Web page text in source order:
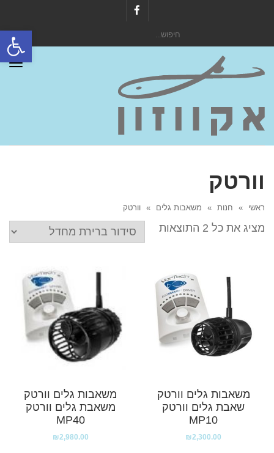
פתח
וורטק
ראשי » חנות » משאבות גלים » וורטק
מציג את כל 2 התוצאות
משאבות גלים וורטק
שאבת גלים וורטק
MP10
₪2,300.00
משאבות גלים וורטק
משאבת גלים וורטק
MP40
₪2,980.00